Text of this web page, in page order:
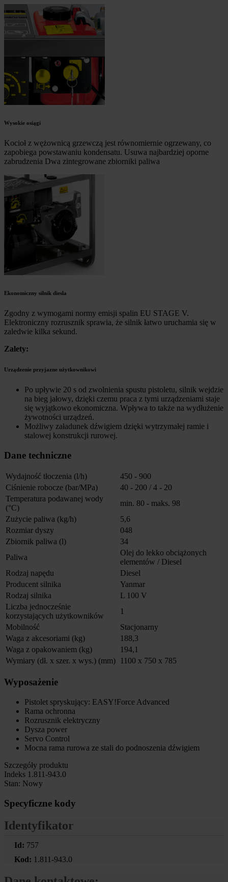
Wysokie osiągi
Kocioł z wężownicą grzewczą jest równomiernie ogrzewany, co
zapobiega powstawaniu kondensatu. Usuwa najbardziej oporne
zabrudzenia Dwa zintegrowane zbiorniki paliwa
Ekonomiczny silnik diesla
Zgodny z wymogami normy emisji spalin EU STAGE V.
Elektroniczny rozrusznik sprawia, że silnik łatwo uruchamia się w
zaledwie kilka sekund.
Zalety:
Urządzenie przyjazne użytkownikowi
Po upływie 20 s od zwolnienia spustu pistoletu, silnik wejdzie
na bieg jałowy, dzięki czemu praca z tymi urządzeniami staje
się wyjątkowo ekonomiczna. Wpływa to także na wydłużenie
żywotności urządzeń.
Możliwy załadunek dźwigiem dzięki wytrzymałej ramie i
stalowej konstrukcji rurowej.
Dane techniczne
Wydajność tłoczenia (l/h)
450 - 900
Ciśnienie robocze (bar/MPa)
40 - 200 / 4 - 20
Temperatura podawanej wody
(°C)
min. 80 - maks. 98
Zużycie paliwa (kg/h)
5,6
Rozmiar dyszy
048
Zbiornik paliwa (l)
34
Paliwa
Olej do lekko obciążonych
elementów / Diesel
Rodzaj napędu
Diesel
Producent silnika
Yanmar
Rodzaj silnika
L 100 V
Liczba jednocześnie
korzystających użytkowników
1
Mobilność
Stacjonarny
Waga z akcesoriami (kg)
188,3
Waga z opakowaniem (kg)
194,1
Wymiary (dł. x szer. x wys.) (mm)
1100 x 750 x 785
Wyposażenie
Pistolet spryskujący: EASY!Force Advanced
Rama ochronna
Rozrusznik elektryczny
Dysza power
Servo Control
Mocna rama rurowa ze stali do podnoszenia dźwigiem
Szczegóły produktu
Indeks 1.811-943.0
Stan: Nowy
Specyficzne kody
Identyfikator
Id: 757
Kod: 1.811-943.0